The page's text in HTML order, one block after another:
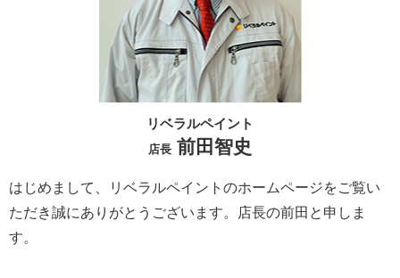
リベラルペイント
店長 前田智史
はじめまして、リベラルペイントのホームページをご覧い
ただき誠にありがとうございます。
店長の前田と申しま
す。